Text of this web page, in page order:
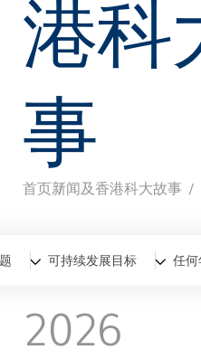
港科
事
面
包
屑
首页新闻及香港科大故事
全部新闻香港科大故
可持续发展目标 任
2026